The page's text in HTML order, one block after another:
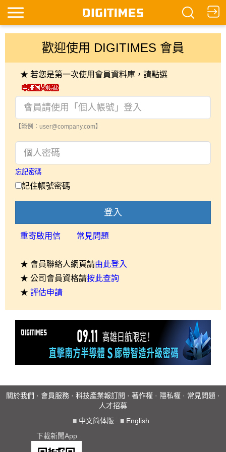
歡迎使用 DIGITIMES 會員
★ 若您是第一次使用會員資料庫，請點選
【範例：user@company.com】
忘記密碼
記住帳號密碼
登入
重寄啟用信 常見問題
★ 會員聯絡人網頁請由此登入
★ 公司會員資格請按此查詢
★ 評估申請
關於我們 · 會員服務 · 科技產業報訂閱 · 著作權 · 隱私權 · 常見問題 ·
人才招募
■ 中文简体版 ■ English
下載新聞App